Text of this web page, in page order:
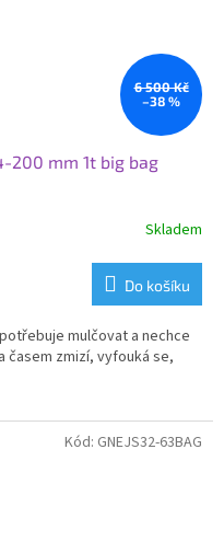
6 500 Kč
–38 %
200 mm 1t big bag
Skladem
Do košíku
mulčovat a nechce
časem zmizí, vyfouká se,
Kód: GNEJS32-63BAG